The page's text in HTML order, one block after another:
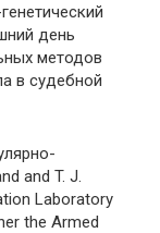
день
методов
в судебной
and T. J.
Laboratory
the Armed